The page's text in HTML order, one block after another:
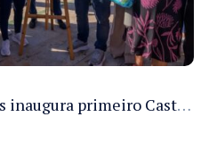
Governo do Amazonas inaugura primeiro Castramóvel Fluvial para atendimento veterinário às comunidades ribeirinhas e castração gratuita